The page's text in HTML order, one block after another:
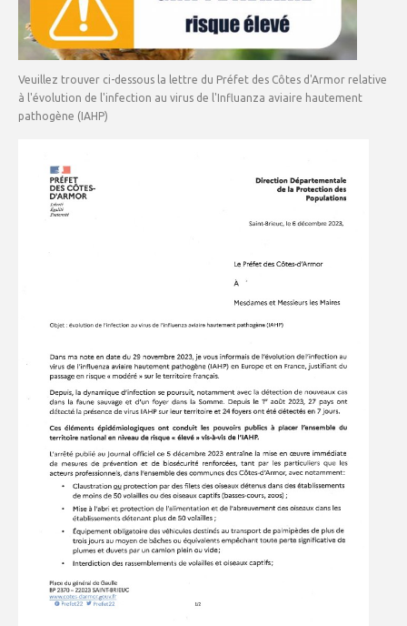
Veuillez trouver ci-dessous la lettre du Préfet des Côtes d'Armor relative
à l'évolution de l'infection au virus de l'Influanza aviaire hautement
pathogène (IAHP)